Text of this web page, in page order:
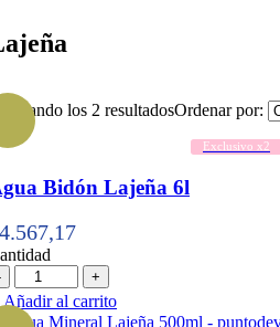
los 2 resultadosOrdenar por:
Exclusivo x2
Bidón Lajeña 6l
4.567,17
Añadir al carrito